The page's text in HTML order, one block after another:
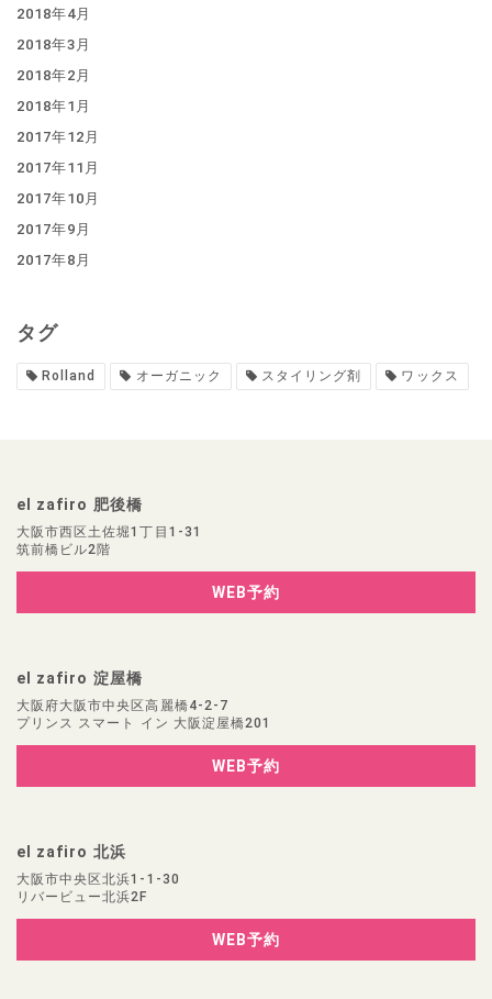
2018年4月
2018年3月
2018年2月
2018年1月
2017年12月
2017年11月
2017年10月
2017年9月
2017年8月
タグ
Rolland オーガニック スタイリング剤 ワックス
el zafiro 肥後橋
大阪市西区土佐堀1丁目1-31
筑前橋ビル2階
WEB予約
el zafiro 淀屋橋
大阪府大阪市中央区高麗橋4-2-7
プリンス スマート イン 大阪淀屋橋201
WEB予約
el zafiro 北浜
大阪市中央区北浜1-1-30
リバービュー北浜2F
WEB予約